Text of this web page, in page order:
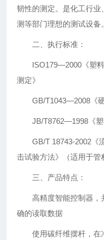
韧性的测定。是化工行
测等部门理想的测试设备。
二、执行标准：
ISO179—2000《塑
测定》
GB/T1043—2008《
JB/T8762—1998《塑
GB/T 18743-2002《
击试验方法》（适用于管
三、产品特点：
高精度智能控制器
确的读取数据
使用碳纤维摆杆，在